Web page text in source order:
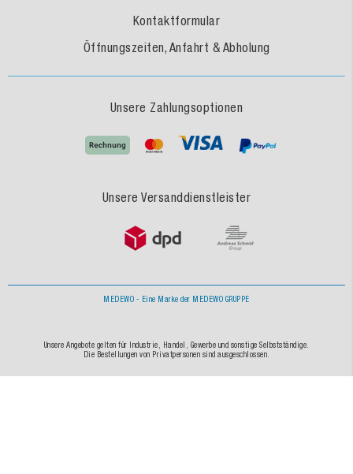
Kontaktformular
Öffnungszeiten, Anfahrt & Abholung
Unsere Zahlungsoptionen
Unsere Versanddienstleister
MEDEWO - Eine Marke der MEDEWO GRUPPE
Unsere Angebote gelten für Industrie, Handel, Gewerbe und sonstige Selbstständige.
Die Bestellungen von Privatpersonen sind ausgeschlossen.